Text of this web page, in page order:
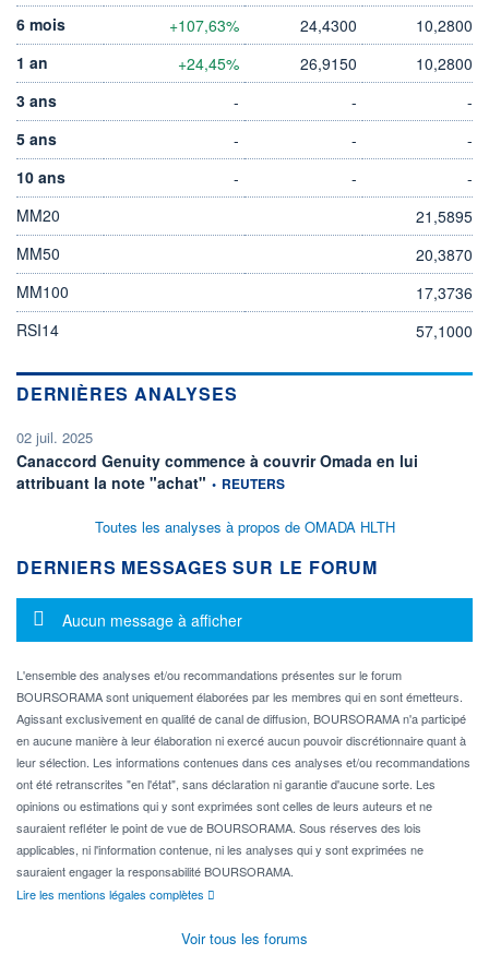
6 mois +107,63% 24,4300
10,2800
1 an
+24,45% 26,9150
10,2800
3 ans
- -
-
5 ans
- -
-
10 ans
- -
-
MM20
21,5895
MM50
20,3870
MM100
17,3736
RSI14
57,1000
DERNIÈRES ANALYSES
02 juil. 2025
Canaccord Genuity commence à couvrir Omada en lui
attribuant la note "achat" information fournie par
• REUTERS
Toutes les analyses à propos de OMADA HLTH
DERNIERS MESSAGES SUR LE FORUM
Message d'information
Aucun message à afficher
L'ensemble des analyses et/ou recommandations présentes sur le forum
BOURSORAMA sont uniquement élaborées par les membres qui en sont émetteurs.
Agissant exclusivement en qualité de canal de diffusion, BOURSORAMA n'a participé
en aucune manière à leur élaboration ni exercé aucun pouvoir discrétionnaire quant à
leur sélection. Les informations contenues dans ces analyses et/ou recommandations
ont été retranscrites "en l'état", sans déclaration ni garantie d'aucune sorte. Les
opinions ou estimations qui y sont exprimées sont celles de leurs auteurs et ne
sauraient refléter le point de vue de BOURSORAMA. Sous réserves des lois
applicables, ni l'information contenue, ni les analyses qui y sont exprimées ne
sauraient engager la responsabilité BOURSORAMA.
Lire les mentions légales complètes
Voir tous les forums